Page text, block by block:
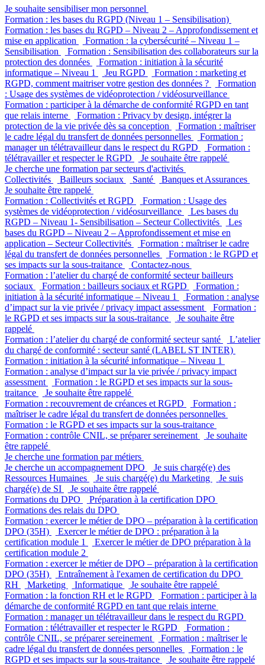
Je souhaite sensibiliser mon personnel
Formation : les bases du RGPD (Niveau 1 – Sensibilisation)
Formation : les bases du RGPD – Niveau 2 – Approfondissement et
mise en application
Formation : la cybersécurité – Niveau 1 –
Sensibilisation
Formation : Sensibilisation des collaborateurs sur la
protection des données
Formation : initiation à la sécurité
informatique – Niveau 1
Jeu RGPD
Formation : marketing et
RGPD, comment maitriser votre gestion des données ?
Formation
: Usage des systèmes de vidéoprotection / vidéosurveillance
Formation : participer à la démarche de conformité RGPD en tant
que relais interne
Formation : Privacy by design, intégrer la
protection de la vie privée dès sa conception
Formation : maîtriser
le cadre légal du transfert de données personnelles
Formation :
manager un télétravailleur dans le respect du RGPD
Formation :
télétravailler et respecter le RGPD
Je souhaite être rappelé
Je cherche une formation par secteurs d'activités
Collectivités
Bailleurs sociaux Santé
Banques et Assurances
Je souhaite être rappelé
Formation : Collectivités et RGPD
Formation : Usage des
systèmes de vidéoprotection / vidéosurveillance
Les bases du
RGPD – Niveau 1- Sensibilisation – Secteur Collectivités
Les
bases du RGPD – Niveau 2 – Approfondissement et mise en
application – Secteur Collectivités
Formation : maîtriser le cadre
légal du transfert de données personnelles
Formation : le RGPD et
ses impacts sur la sous-traitance
Contactez-nous
Formation : l’atelier du chargé de conformité secteur bailleurs
sociaux
Formation : bailleurs sociaux et RGPD
Formation :
initiation à la sécurité informatique – Niveau 1
Formation : analyse
d’impact sur la vie privée / privacy impact assessment
Formation :
le RGPD et ses impacts sur la sous-traitance
Je souhaite être
rappelé
Formation : l’atelier du chargé de conformité secteur santé
L’atelier
du chargé de conformité : secteur santé (LABEL ST INTER)
Formation : initiation à la sécurité informatique – Niveau 1
Formation : analyse d’impact sur la vie privée / privacy impact
assessment
Formation : le RGPD et ses impacts sur la sous-
traitance
Je souhaite être rappelé
Formation : recouvrement de créances et RGPD
Formation :
maîtriser le cadre légal du transfert de données personnelles
Formation : le RGPD et ses impacts sur la sous-traitance
Formation : contrôle CNIL, se préparer sereinement
Je souhaite
être rappelé
Je cherche une formation par métiers
Je cherche un accompagnement DPO
Je suis chargé(e) des
Ressources Humaines
Je suis chargé(e) du Marketing
Je suis
chargé(e) de SI
Je souhaite être rappelé
Formations du DPO
Préparation à la certification DPO
Formations des relais du DPO
Formation : exercer le métier de DPO – préparation à la certification
DPO (35H)
Exercer le métier de DPO : préparation à la
certification module 1
Exercer le métier de DPO préparation à la
certification module 2
Formation : exercer le métier de DPO – préparation à la certification
DPO (35H)
Entraînement à l'examen de certification du DPO
RH
Marketing Informatique
Je souhaite être rappelé
Formation : la fonction RH et le RGPD
Formation : participer à la
démarche de conformité RGPD en tant que relais interne
Formation : manager un télétravailleur dans le respect du RGPD
Formation : télétravailler et respecter le RGPD
Formation :
contrôle CNIL, se préparer sereinement
Formation : maîtriser le
cadre légal du transfert de données personnelles
Formation : le
RGPD et ses impacts sur la sous-traitance
Je souhaite être rappelé